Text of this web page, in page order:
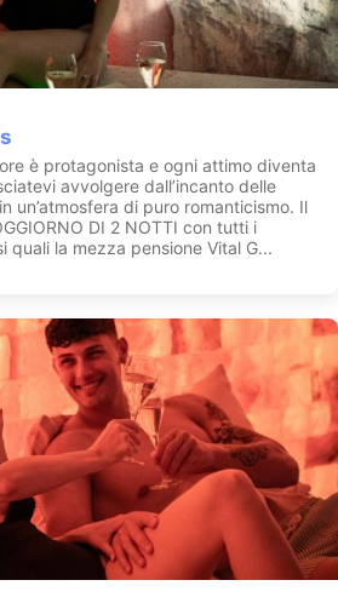
è protagonista e ogni attimo diventa
avvolgere dall’incanto delle
un’atmosfera di puro romanticismo. Il
DI 2 NOTTI con tutti i
quali la mezza pensione Vital G...